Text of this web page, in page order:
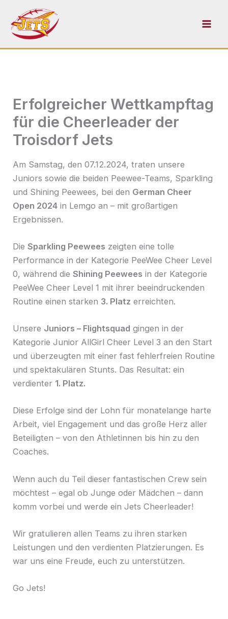
Inhalt
springen
Erfolgreicher Wettkampftag
für die Cheerleader der
Troisdorf Jets
Am Samstag, den 07.12.2024, traten unsere
Juniors sowie die beiden Peewee-Teams, Sparkling
und Shining Peewees, bei den German Cheer
Open 2024 in Lemgo an – mit großartigen
Ergebnissen.
DieSparkling Peewees zeigten eine tolle
Performance in der Kategorie PeeWee Cheer Level
0, während dieShining Peewees in der Kategorie
PeeWee Cheer Level 1 mit ihrer beeindruckenden
Routine einen starken 3. Platz erreichten.
Unsere Juniors – Flightsquad gingen in der
Kategorie Junior AllGirl Cheer Level 3 an den Start
und überzeugten mit einer fast fehlerfreien Routine
und spektakulären Stunts. Das Resultat: ein
verdienter 1. Platz.
Diese Erfolge sind der Lohn für monatelange harte
Arbeit, viel Engagement und das große Herz aller
Beteiligten – von den Athletinnen bis hin zu den
Coaches.
Wenn auch du Teil dieser fantastischen Crew sein
möchtest – egal ob Junge oder Mädchen – dann
komm vorbei und werde ein Jets Cheerleader!
Wir gratulieren allen Teams zu ihren starken
Leistungen und den verdienten Platzierungen. Es
war uns eine Freude, euch zu unterstützen.
Go Jets!